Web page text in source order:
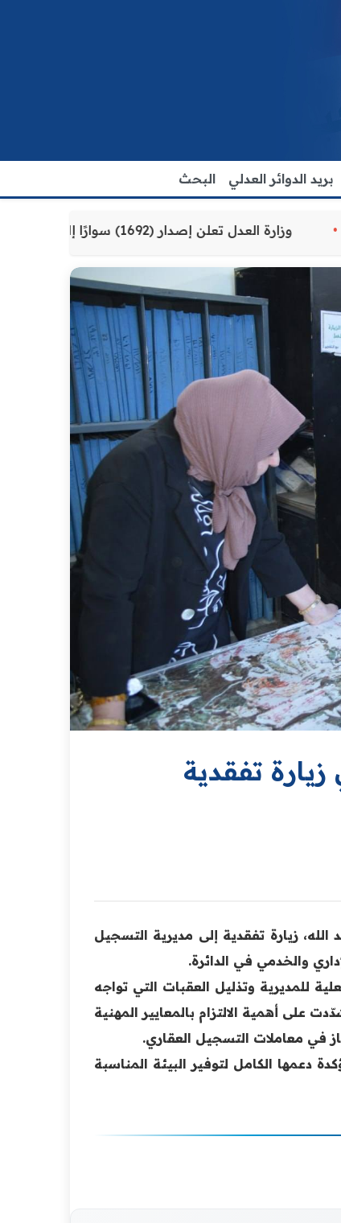
بريد الدوائر العدلي البحث
للمواطنين وزارة العدل تعلن إصدار (1692) سوارًا إلكترونيًا لنزلاء سجن الناصرية المركزي لتنظيم التعاملات المالية داخل المؤسسات الإصلاحية
تفقدية
الله، زيارة تفقدية إلى مديرية التسجيل
والخدمي في الدائرة.
للمديرية وتذليل العقبات التي تواجه
على أهمية الالتزام بالمعايير المهنية
في معاملات التسجيل العقاري.
دعمها الكامل لتوفير البيئة المناسبة